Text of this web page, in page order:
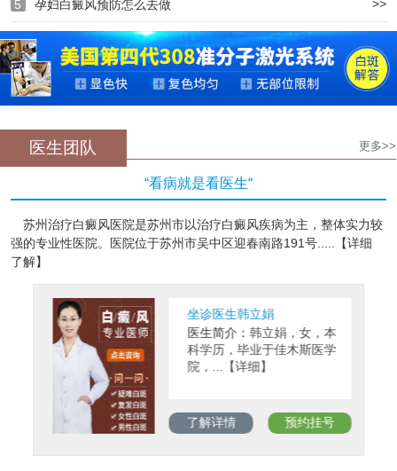
5 孕妇白癜风预防怎么去做 >>
医生团队 更多>>
“看病就是看医生“
苏州治疗白癜风医院是苏州市以治疗白癜风疾病为主，整体实力较
强的专业性医院。医院位于苏州市吴中区迎春南路191号.....【详细
了解】
坐诊医生韩立娟
医生简介：韩立娟，女，本
科学历，毕业于佳木斯医学
院，...【详细】
了解详情 预约挂号